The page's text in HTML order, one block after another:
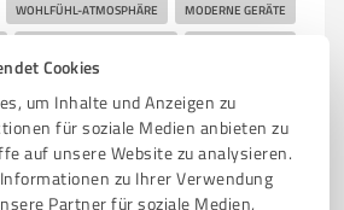
Cookies
um Inhalte und Anzeigen zu
für soziale Medien anbieten zu
auf unsere Website zu analysieren.
zu Ihrer Verwendung
Partner für soziale Medien,
WOHLFÜHL-ATMOSPHÄRE MODERNE GERÄTE
61381 Friedrichsdorf
4,57 / 5,00